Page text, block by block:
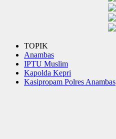
TOPIK
Anambas
IPTU Muslim
Kapolda Kepri
Kasipropam Polres Anambas